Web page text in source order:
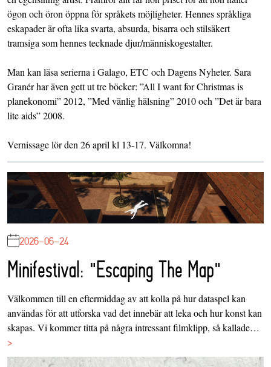
ögon och öron öppna för språkets möjligheter. Hennes språkliga
eskapader är ofta lika svarta, absurda, bisarra och stilsäkert
tramsiga som hennes tecknade djur/människogestalter.
Man kan läsa serierna i Galago, ETC och Dagens Nyheter. Sara
Granér har även gett ut tre böcker: ”All I want for Christmas is
planekonomi” 2012, ”Med vänlig hälsning” 2010 och ”Det är bara
lite aids” 2008.
Vernissage lör den 26 april kl 13-17. Välkomna!
2026-06-24
Minifestival: "Escaping The Map"
Välkommen till en eftermiddag av att kolla på hur dataspel kan
användas för att utforska vad det innebär att leka och hur konst kan
skapas. Vi kommer titta på några intressant filmklipp, så kallade…
>